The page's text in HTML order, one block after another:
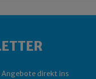
Angebote direkt ins